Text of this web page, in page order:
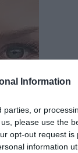
Information
or
please use the
opt-out request is
information